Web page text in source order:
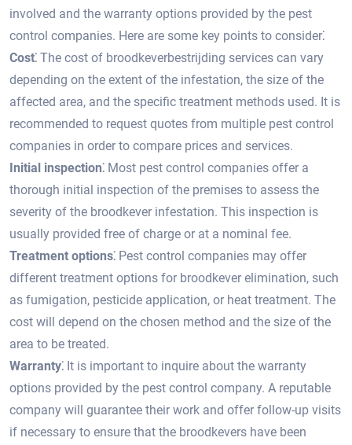
involved and the warranty options provided by the pest
control companies.​ Here are some key points to consider⁚
Cost⁚ The cost of broodkeverbestrijding services can vary
depending on the extent of the infestation, the size of the
affected area, and the specific treatment methods used.​ It is
recommended to request quotes from multiple pest control
companies in order to compare prices and services.​
Initial inspection⁚ Most pest control companies offer a
thorough initial inspection of the premises to assess the
severity of the broodkever infestation.​ This inspection is
usually provided free of charge or at a nominal fee.
Treatment options⁚ Pest control companies may offer
different treatment options for broodkever elimination, such
as fumigation, pesticide application, or heat treatment.​ The
cost will depend on the chosen method and the size of the
area to be treated.​
Warranty⁚ It is important to inquire about the warranty
options provided by the pest control company.​ A reputable
company will guarantee their work and offer follow-up visits
if necessary to ensure that the broodkevers have been